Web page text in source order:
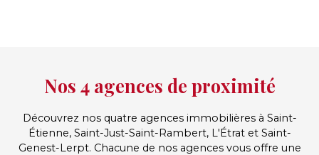
Nos 4 agences de proximité
Découvrez nos quatre agences immobilières à Saint-
Étienne, Saint-Just-Saint-Rambert, L'Étrat et Saint-
Genest-Lerpt. Chacune de nos agences vous offre une